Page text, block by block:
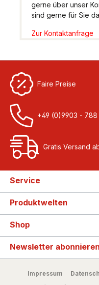
gerne über unser
sind gerne für Sie
Zur Kontaktanfrage
Faire Preise
+49 (0)9903 -
Gratis Versand
Service
Produktwelten
Shop
Newsletter abonnieren
Impressum